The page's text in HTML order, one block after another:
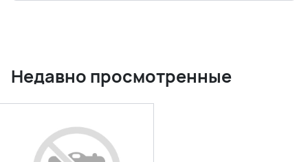
Недавно просмотренные